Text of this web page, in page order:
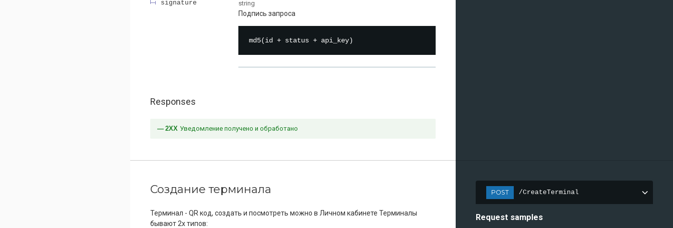
signature string
Подпись запроса
Responses
2XX Уведомление получено и обработано
Создание терминала
Терминал - QR код, cоздать и посмотреть можно в Личном кабинете Терминалы
бывают 2х типов:
POST /CreateTerminal
Request samples